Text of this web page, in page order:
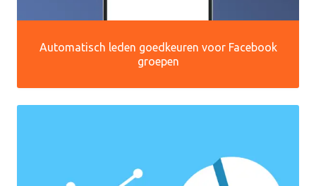
Automatisch leden goedkeuren voor Facebook
groepen